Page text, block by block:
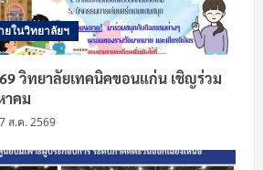
ในวิทยาลัยฯ
วิทยาลัยเทคนิคขอนแก่น เชิญร่วม
าคม
7 ส.ค. 2569